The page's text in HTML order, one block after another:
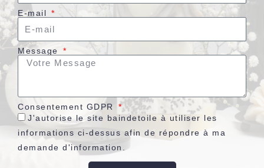
E-mail
Message
Consentement GDPR
J'autorise le site baindetoile à utiliser les
informations ci-dessus afin de répondre à ma
demande d'information.